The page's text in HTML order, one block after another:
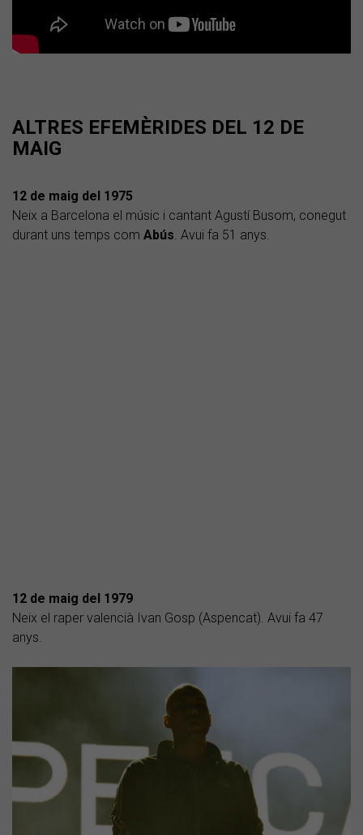
ALTRES EFEMÈRIDES DEL 12 DE
MAIG
12 de maig del 1975
Neix a Barcelona el músic i cantant Agustí Busom, conegut
durant uns temps com Abús. Avui fa 51 anys.
12 de maig del 1979
Neix el raper valencià Ivan Gosp (Aspencat). Avui fa 47
anys.